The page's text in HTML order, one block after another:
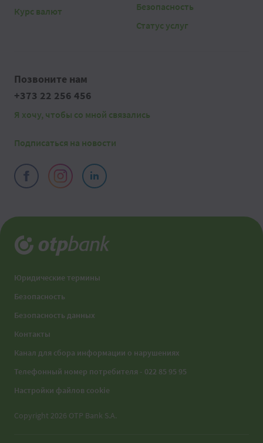
Курс валют
Безопасность
Статус услуг
Позвоните нам
+373 22 256 456
Я хочу, чтобы со мной связались
Подписаться на новости
Юридические термины
Безопасность
Безопасность данных
Контакты
Канал для сбора информации о нарушениях
Телефонный номер потребителя - 022 85 95 95
Настройки файлов cookie
Copyright 2026 OTP Bank S.A.